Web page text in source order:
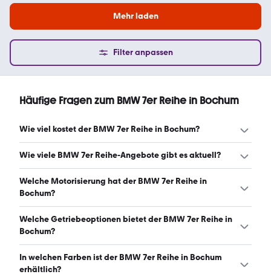
Mehr laden
Filter anpassen
Häufige Fragen zum BMW 7er Reihe in Bochum
Wie viel kostet der BMW 7er Reihe in Bochum?
Ein guter Preis für einen BMW 7er Reihe in Bochum liegt
starten ab 654 € monatlich. (Stand: 7.8.2026)
Wie viele BMW 7er Reihe-Angebote gibt es aktuell?
Es gibt insgesamt 68 BMW 7er Reihe bei mobile.de, davon
67 Gebraucht- und 1 Neuwagen. (Stand: 7.8.2026)
Welche Motorisierung hat der BMW 7er Reihe in
Bochum?
Der BMW 7er Reihe in Bochum hat Leistungen zwischen
245 und 489 PS. (Stand: 7.8.2026)
Welche Getriebeoptionen bietet der BMW 7er Reihe in
Bochum?
Der BMW 7er Reihe in Bochum ist mit automatischem
Getriebe erhältlich. (Stand: 7.8.2026)
In welchen Farben ist der BMW 7er Reihe in Bochum
erhältlich?